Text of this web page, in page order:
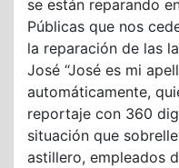
se están reparando
Públicas que nos
la reparación de las
José “José es mi
automáticamente,
reportaje con 360
situación que
astillero, empleados